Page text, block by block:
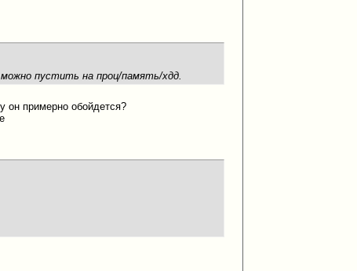
пустить на проц/память/хдд.
он примерно обойдется?